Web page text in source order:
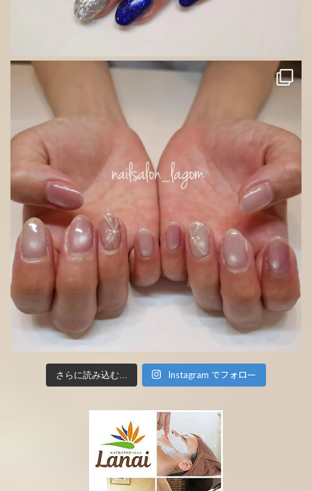
さらに読み込む... Instagram でフォロー